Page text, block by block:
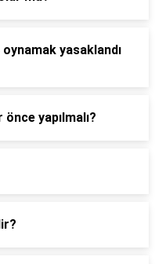
yasaklandı
yapılmalı?